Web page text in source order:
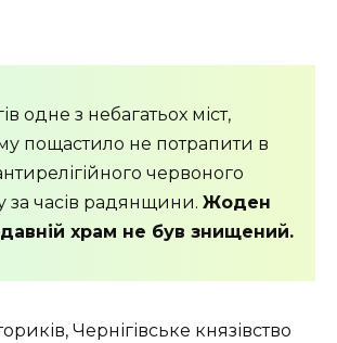
одне з небагатьох міст,
пощастило не потрапити в
червоного
за часів радянщини. Жоден
храм не був знищений.
Чернігівське князівство